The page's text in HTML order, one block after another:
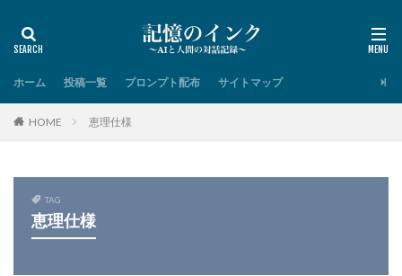
ホーム 投稿一覧 プロンプト配布 サイトマップ
HOME 恵理仕様
TAG
恵理仕様